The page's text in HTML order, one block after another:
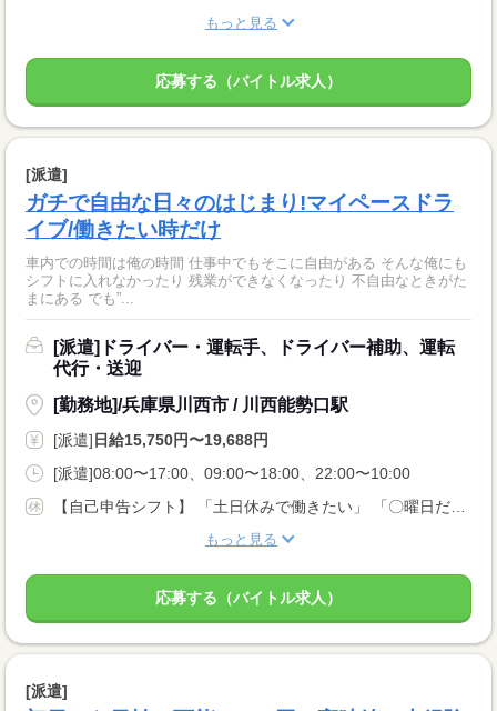
もっと見る
応募する（バイトル求人）
[派遣]
ガチで自由な日々のはじまり!マイペースドラ
イブ/働きたい時だけ
車内での時間は俺の時間 仕事中でもそこに自由がある そんな俺にも
シフトに入れなかったり 残業ができなくなったり 不自由なときがた
まにある でも”...
[派遣]ドライバー・運転手、ドライバー補助、運転
代行・送迎
[勤務地]/兵庫県川西市 / 川西能勢口駅
[派遣] 日給15,750円〜19,688円
[派遣]08:00〜17:00、09:00〜18:00、22:00〜10:00
もっと見る
応募する（バイトル求人）
[派遣]